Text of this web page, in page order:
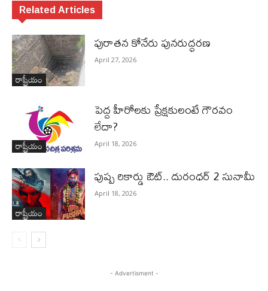
Related Articles
రాష్ట్రీయం
పురాత‌న కోనేరు పున‌రుద్ధ‌ర‌ణ
April 27, 2026
రాష్ట్రీయం
పెద్ద హీరోల‌కు ప్రేక్ష‌కులంటే గౌర‌వం
లేదా?
April 18, 2026
రాష్ట్రీయం
పుష్ప రికార్డు ఔట్‌.. దురంధ‌ర్ 2 సునామీ
April 18, 2026
- Advertisment -